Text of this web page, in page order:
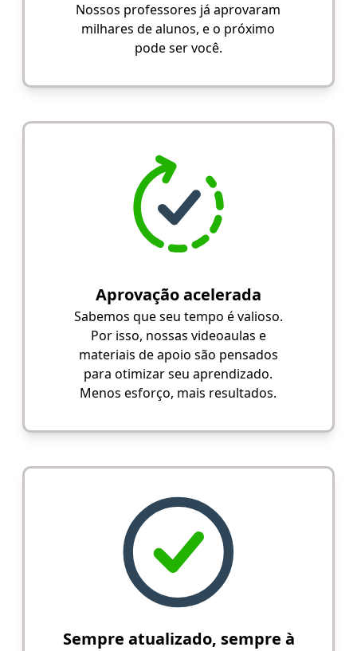
Nossos professores já aprovaram
milhares de alunos, e o próximo
pode ser você.
Aprovação acelerada
Sabemos que seu tempo é valioso.
Por isso, nossas videoaulas e
materiais de apoio são pensados
para otimizar seu aprendizado.
Menos esforço, mais resultados.
Sempre atualizado, sempre à